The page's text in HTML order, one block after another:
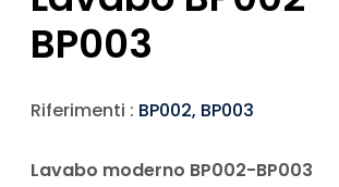
BP003
Riferimenti : BP002, BP003
Lavabo moderno BP002-BP003